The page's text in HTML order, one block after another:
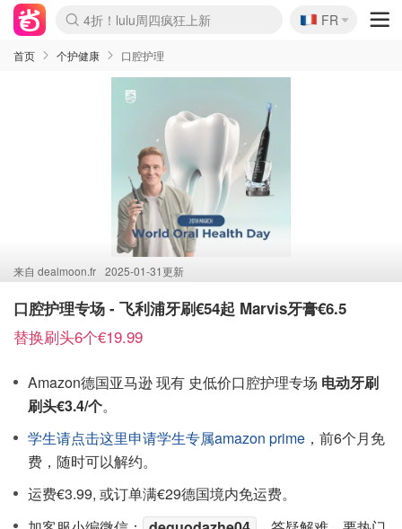
Boticinal 夏促开抢！
4折！lulu周四疯狂上新
还没结束！&OtherStories大促
Joybuy变相75折 随时失效
速领！Stanley独家85折
疑似霸哥！Camper额外叠85折
Zalando 奥莱闪促！每日更新
Moncler反季囤！5折起+叠9折
Coach Brooklyn仅€192
🇫🇷
FR
首页 个护健康 口腔护理
来自 dealmoon.fr 2025-01-31更新
口腔护理专场 - 飞利浦牙刷€54起 Marvis牙膏€6.5
替换刷头6个€19.99
Amazon德国亚马逊 现有 史低价口腔护理专场 电动牙刷
刷头€3.4/个。
学生请点击这里申请学生专属amazon prime ，前6个月免
费，随时可以解约。
运费€3.99, 或订单满€29德国境内免运费。